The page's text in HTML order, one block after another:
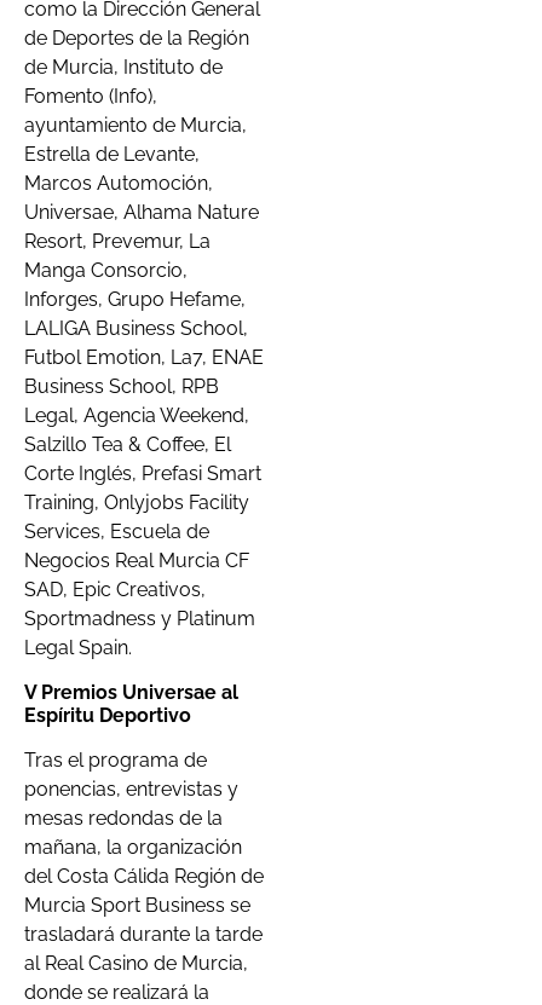
como la Dirección General
de Deportes de la Región
de Murcia, Instituto de
Fomento (Info),
ayuntamiento de Murcia,
Estrella de Levante,
Marcos Automoción,
Universae, Alhama Nature
Resort, Prevemur, La
Manga Consorcio,
Inforges, Grupo Hefame,
LALIGA Business School,
Futbol Emotion, La7, ENAE
Business School, RPB
Legal, Agencia Weekend,
Salzillo Tea & Coffee, El
Corte Inglés, Prefasi Smart
Training, Onlyjobs Facility
Services, Escuela de
Negocios Real Murcia CF
SAD, Epic Creativos,
Sportmadness y Platinum
Legal Spain.
V Premios Universae al
Espíritu Deportivo
Tras el programa de
ponencias, entrevistas y
mesas redondas de la
mañana, la organización
del Costa Cálida Región de
Murcia Sport Business se
trasladará durante la tarde
al Real Casino de Murcia,
donde se realizará la